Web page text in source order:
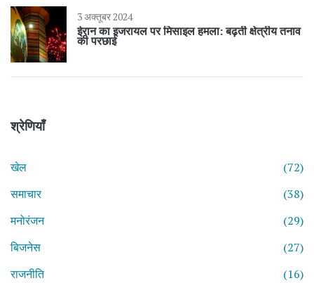
3 अक्तूबर 2024
ईरान का इजरायल पर मिसाइल हमला: बढ़ती क्षेत्रीय तनाव
की परछाई
श्रेणियाँ
खेल
(72)
समाचार
(38)
मनोरंजन
(29)
बिजनेस
(27)
राजनीति
(16)